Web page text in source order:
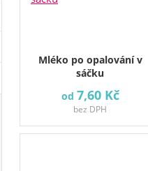
Mléko po opalování v
sáčku
od 7,60 Kč
bez DPH